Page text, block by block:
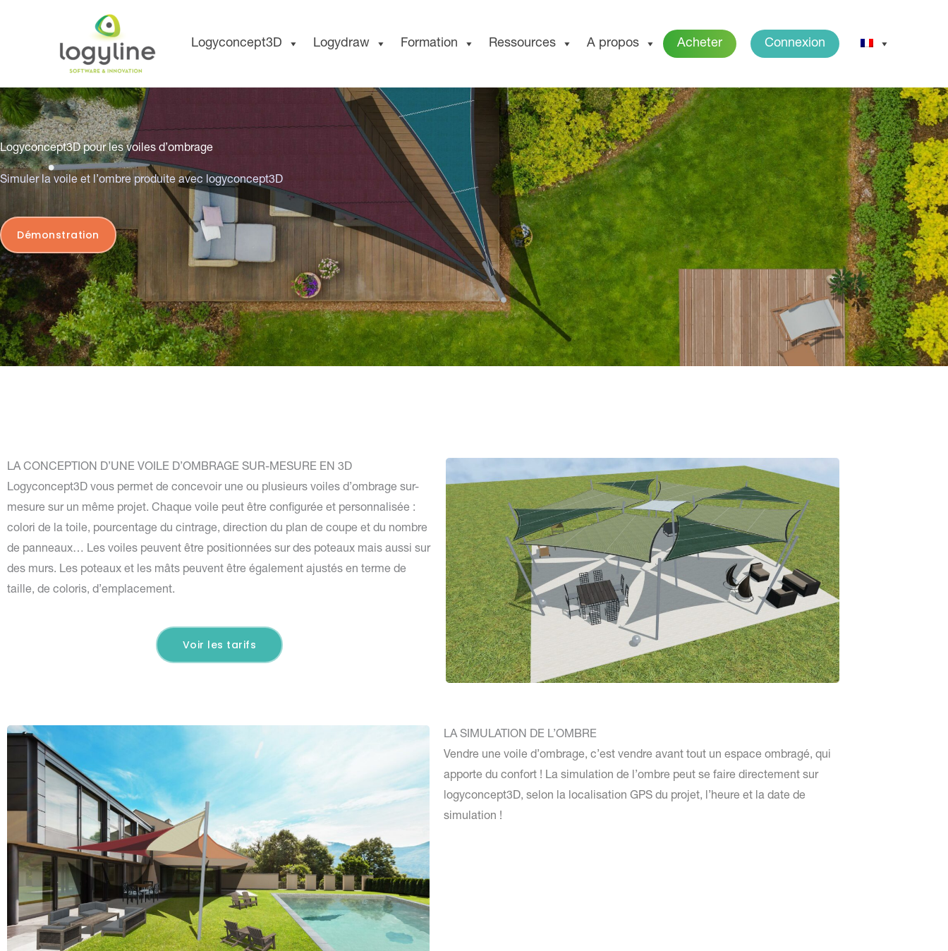
Logyconcept3D Logydraw Formation Ressources A propos Acheter Connexion
Logyconcept3D pour les voiles d’ombrage
Simuler la voile et l’ombre produite avec logyconcept3D
Démonstration
LA CONCEPTION D’UNE VOILE D’OMBRAGE SUR-MESURE EN 3D
Logyconcept3D vous permet de concevoir une ou plusieurs voiles d’ombrage sur-
mesure sur un même projet. Chaque voile peut être configurée et personnalisée :
colori de la toile, pourcentage du cintrage, direction du plan de coupe et du nombre
de panneaux… Les voiles peuvent être positionnées sur des poteaux mais aussi sur
des murs. Les poteaux et les mâts peuvent être également ajustés en terme de
taille, de coloris, d’emplacement.
Voir les tarifs
LA SIMULATION DE L’OMBRE
Vendre une voile d’ombrage, c’est vendre avant tout un espace ombragé, qui
apporte du confort ! La simulation de l’ombre peut se faire directement sur
logyconcept3D, selon la localisation GPS du projet, l’heure et la date de
simulation !